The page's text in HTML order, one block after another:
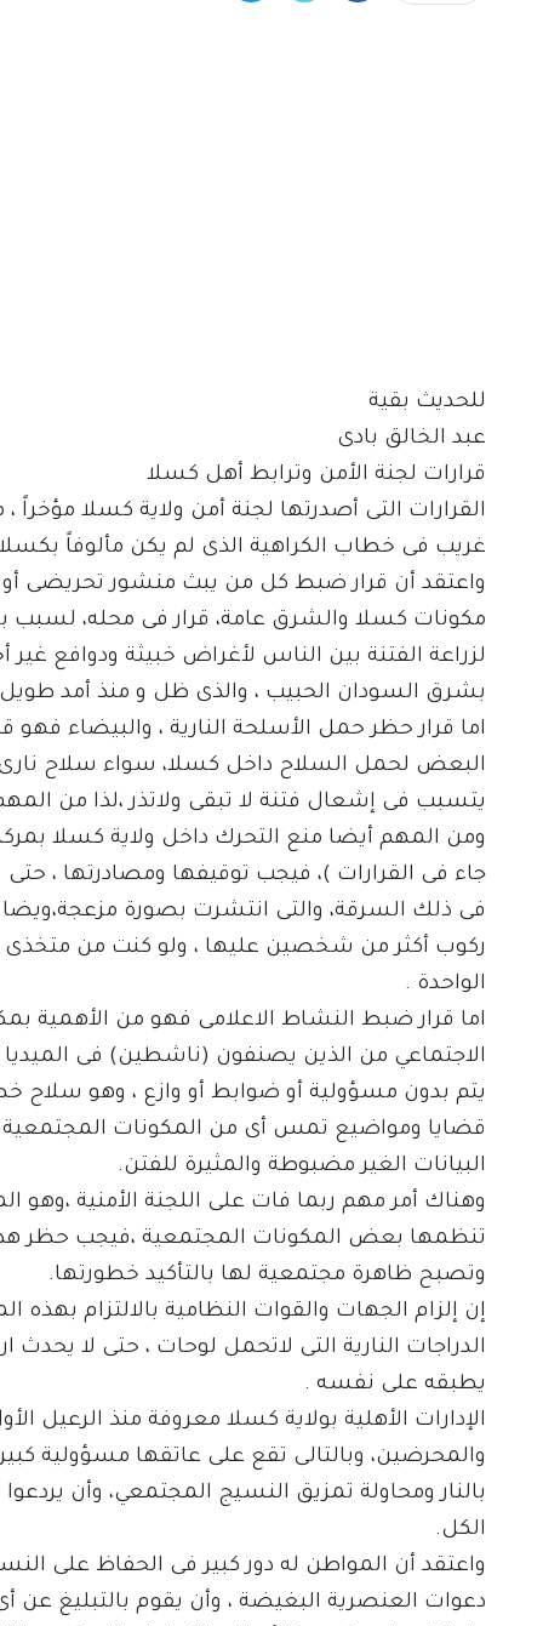
للحديث بقية
عبد الخالق بادى
قرارات لجنة الأمن وترابط أهل كسلا
القرارات التى أصدرتها لجنة أمن ولاية كسلا
غريب فى خطاب الكراهية الذى لم يكن مألوفاً
واعتقد أن قرار ضبط كل من يبث منشور تحريضى
مكونات كسلا والشرق عامة، قرار فى محله،
لزراعة الفتنة بين الناس لأغراض خبيثة ودوافع غير
بشرق السودان الحبيب ، والذى ظل و منذ أمد
اما قرار حظر حمل الأسلحة النارية ، والبيضاء
البعض لحمل السلاح داخل كسلا، سواء سلاح نارى
يتسبب فى إشعال فتنة لا تبقى ولاتذر ،لذا من
ومن المهم أيضا منع التحرك داخل ولاية كسلا
جاء فى القرارات )، فيجب توقيفها ومصادرتها ،
فى ذلك السرقة، والتى انتشرت بصورة
ركوب أكثر من شخصين عليها ، ولو كنت من متخذى
الواحدة .
اما قرار ضبط النشاط الاعلامى فهو من الأهمية
الاجتماعي من الذين يصنفون (ناشطين) فى الميديا
يتم بدون مسؤولية أو ضوابط أو وازع ، وهو سلاح
قضايا ومواضيع تمس أى من المكونات المجتمعية
البيانات الغير مضبوطة والمثيرة للفتن.
وهناك أمر مهم ربما فات على اللجنة الأمنية ،وهو
تنظمها بعض المكونات المجتمعية ،فيجب حظر
وتصبح ظاهرة مجتمعية لها بالتأكيد خطورتها.
إن إلزام الجهات والقوات النظامية بالالتزام
الدراجات النارية التى لاتحمل لوحات ، حتى لا
يطبقه على نفسه .
الإدارات الأهلية بولاية كسلا معروفة منذ
والمحرضين، وبالتالى تقع على عاتقها
بالنار ومحاولة تمزيق النسيج المجتمعي، وأن
الكل.
واعتقد أن المواطن له دور كبير فى الحفاظ على
دعوات العنصرية البغيضة ، وأن يقوم بالتبليغ عن